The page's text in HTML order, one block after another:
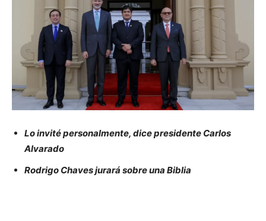
Lo invité personalmente, dice presidente Carlos
Alvarado
Rodrigo Chaves jurará sobre una Biblia